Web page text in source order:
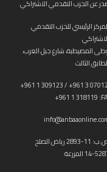
عن الحزب التقدمي الاشتراكي
الرئيسي للحزب التقدمي
المصيطبة، شارع جبل العرب،
الثالث
+961 1 309123 / +961 3
+961 1 318119
2893 رياض الصلح
5287 المزرعة